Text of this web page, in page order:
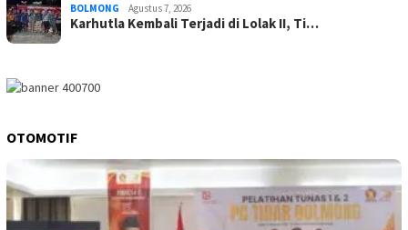
BOLMONG Agustus 7, 2026
Karhutla Kembali Terjadi di Lolak II, Ti…
OTOMOTIF